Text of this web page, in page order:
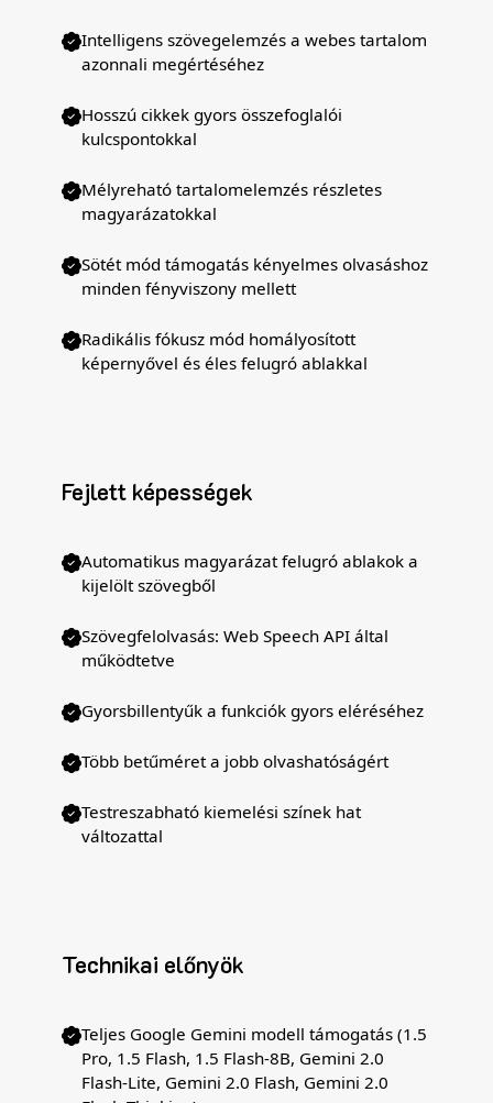
Intelligens szövegelemzés a webes tartalom
azonnali megértéséhez
Hosszú cikkek gyors összefoglalói
kulcspontokkal
Mélyreható tartalomelemzés részletes
magyarázatokkal
Sötét mód támogatás kényelmes olvasáshoz
minden fényviszony mellett
Radikális fókusz mód homályosított
képernyővel és éles felugró ablakkal
Fejlett képességek
Automatikus magyarázat felugró ablakok a
kijelölt szövegből
Szövegfelolvasás: Web Speech API által
működtetve
Gyorsbillentyűk a funkciók gyors eléréséhez
Több betűméret a jobb olvashatóságért
Testreszabható kiemelési színek hat
változattal
Technikai előnyök
Teljes Google Gemini modell támogatás (1.5
Pro, 1.5 Flash, 1.5 Flash-8B, Gemini 2.0
Flash-Lite, Gemini 2.0 Flash, Gemini 2.0